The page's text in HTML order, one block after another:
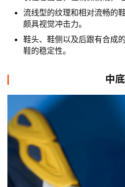
流线型的纹理和相对流畅的
颇具视觉冲击力。
鞋头、鞋侧以及后跟有合成
鞋的稳定性。
中底